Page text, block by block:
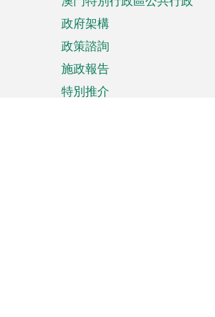
政府架構
政策諮詢
施政報告
特別推介